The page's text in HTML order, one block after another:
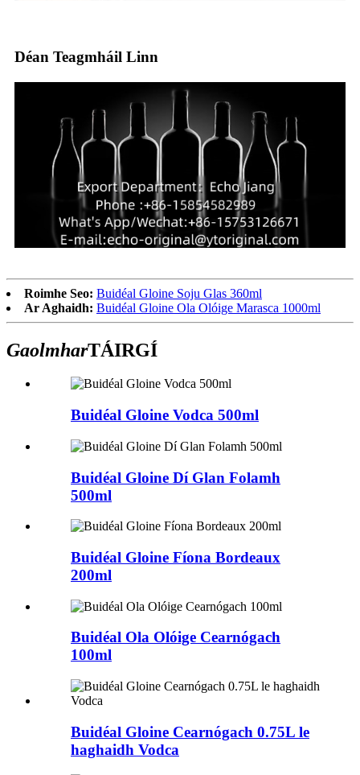
Déan Teagmháil Linn
Roimhe Seo: Buidéal Gloine Soju Glas 360ml
Ar Aghaidh: Buidéal Gloine Ola Olóige Marasca 1000ml
GaolmharTÁIRGÍ
Buidéal Gloine Vodca 500ml
Buidéal Gloine Dí Glan Folamh
500ml
Buidéal Gloine Fíona Bordeaux
200ml
Buidéal Ola Olóige Cearnógach
100ml
Buidéal Gloine Cearnógach 0.75L le
haghaidh Vodca